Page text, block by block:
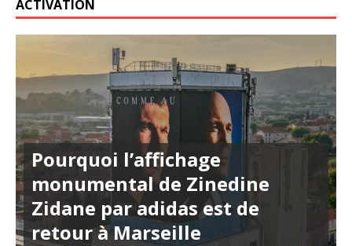
ACTIVATION
Pourquoi l’affichage
monumental de Zinedine
Zidane par adidas est de
retour à Marseille